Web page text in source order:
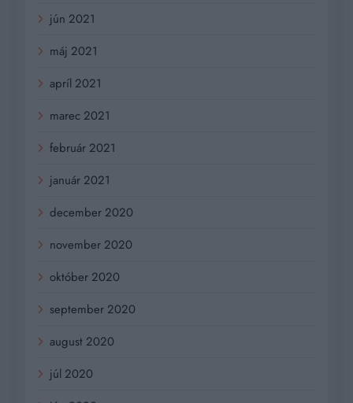
jún 2021
máj 2021
apríl 2021
marec 2021
február 2021
január 2021
december 2020
november 2020
október 2020
september 2020
august 2020
júl 2020